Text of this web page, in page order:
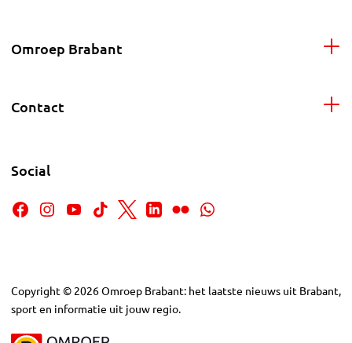
Omroep Brabant
Contact
Social
Copyright © 2026Omroep Brabant: het laatste nieuws uit Brabant,
sport en informatie uit jouw regio.